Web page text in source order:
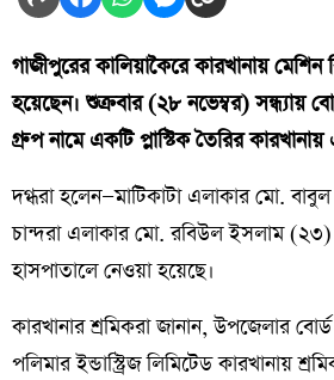
গাজীপুরের কালিয়াকৈরে কারখানায়
হয়েছেন। শুক্রবার (২৮ নভেম্বর) সন্ধ্যায়
গ্রুপ নামে একটি প্লাস্টিক তৈরির
দগ্ধরা হলেন—মাটিকাটা এলাকার মো.
চান্দরা এলাকার মো. রবিউল ইসলাম
হাসপাতালে নেওয়া হয়েছে।
কারখানার শ্রমিকরা জানান, উপজেলার
পলিমার ইন্ডাস্ট্রিজ লিমিটেড কারখানায়